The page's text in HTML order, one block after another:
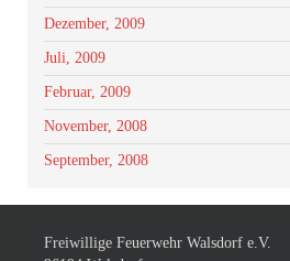
Dezember, 2009
Juli, 2009
Februar, 2009
November, 2008
September, 2008
Freiwillige Feuerwehr Walsdorf e.V.